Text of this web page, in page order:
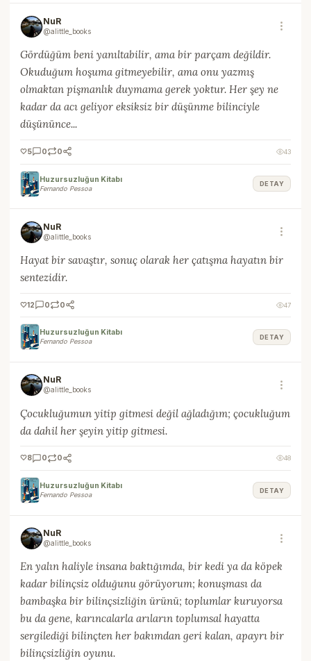
NuR
@alittle_books
Gördüğüm beni yanıltabilir, ama bir parçam değildir.
Okuduğum hoşuma gitmeyebilir, ama onu yazmış
olmaktan pişmanlık duymama gerek yoktur. Her şey ne
kadar da acı geliyor eksiksiz bir düşünme bilinciyle
düşününce...
🤍5 0 0 43
Huzursuzluğun Kitabı
Fernando Pessoa
DETAY
NuR
@alittle_books
Hayat bir savaştır, sonuç olarak her çatışma hayatın bir
sentezidir.
🤍12 0 0 47
Huzursuzluğun Kitabı
Fernando Pessoa
DETAY
NuR
@alittle_books
Çocukluğumun yitip gitmesi değil ağladığım; çocukluğum
da dahil her şeyin yitip gitmesi.
🤍8 0 0 48
Huzursuzluğun Kitabı
Fernando Pessoa
DETAY
NuR
@alittle_books
En yalın haliyle insana baktığımda, bir kedi ya da köpek
kadar bilinçsiz olduğunu görüyorum; konuşması da
bambaşka bir bilinçsizliğin ürünü; toplumlar kuruyorsa
bu da gene, karıncalarla arıların toplumsal hayatta
sergilediği bilinçten her bakımdan geri kalan, apayrı bir
bilinçsizliğin oyunu.